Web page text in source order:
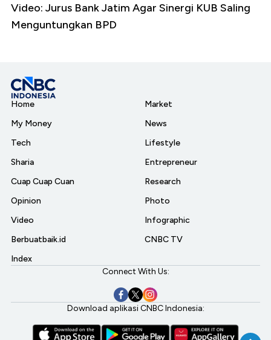
Video: Jurus Bank Jatim Agar Sinergi KUB Saling
Menguntungkan BPD
Home
My Money
Tech
Sharia
Cuap Cuap Cuan
Opinion
Video
Berbuatbaik.id
Index
Market
News
Lifestyle
Entrepreneur
Research
Photo
Infographic
CNBC TV
Connect With Us:
Download aplikasi CNBC Indonesia: